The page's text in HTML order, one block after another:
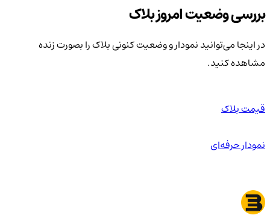
بررسی وضعیت امروز بلاک‌
در اینجا می‌توانید نمودار و وضعیت کنونی بلاک‌ را بصورت زنده
مشاهده کنید.
قیمت بلاک‌
نمودار حرفه‌ای